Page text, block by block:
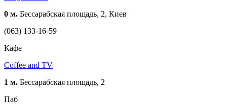
0 м. Бессарабская площадь, 2, Киев
(063) 133-16-59
Кафе
Coffee and TV
1 м. Бессарабская площадь, 2
Паб